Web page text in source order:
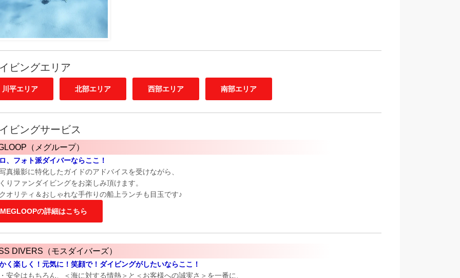
ビングエリア
川平エリア 北部エリア 西部エリア 南部エリア
ビングサービス
（メグループ）
、フォト派ダイバーならここ！
真撮影に特化したガイドのアドバイスを受けながら、
りファンダイビングをお楽しみ頂けます。
オリティ＆おしゃれな手作りの船上ランチも目玉です♪
MEGLOOPの詳細はこちら
DIVERS（モスダイバーズ）
く楽しく！元気に！笑顔で！ダイビングがしたいならここ！
安全はもちろん、＜海に対する情熱＞と＜お客様への誠実さ＞を一番に、